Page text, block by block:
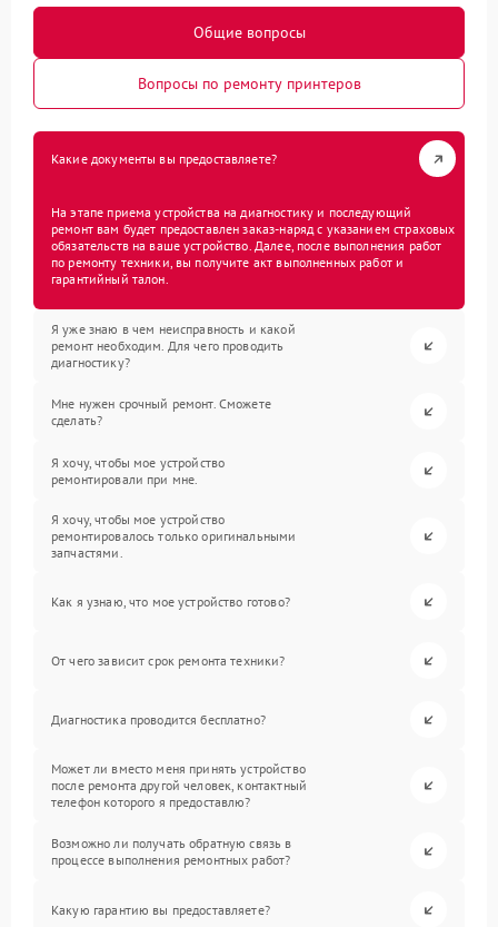
Общие вопросы
Вопросы по ремонту принтеров
Какие документы вы предоставляете?
На этапе приема устройства на диагностику и последующий
ремонт вам будет предоставлен заказ-наряд с указанием страховых
обязательств на ваше устройство. Далее, после выполнения работ
по ремонту техники, вы получите акт выполненных работ и
гарантийный талон.
Я уже знаю в чем неисправность и какой
ремонт необходим. Для чего проводить
диагностику?
Мне нужен срочный ремонт. Сможете
сделать?
Я хочу, чтобы мое устройство
ремонтировали при мне.
Я хочу, чтобы мое устройство
ремонтировалось только оригинальными
запчастями.
Как я узнаю, что мое устройство готово?
От чего зависит срок ремонта техники?
Диагностика проводится бесплатно?
Может ли вместо меня принять устройство
после ремонта другой человек, контактный
телефон которого я предоставлю?
Возможно ли получать обратную связь в
процессе выполнения ремонтных работ?
Какую гарантию вы предоставляете?